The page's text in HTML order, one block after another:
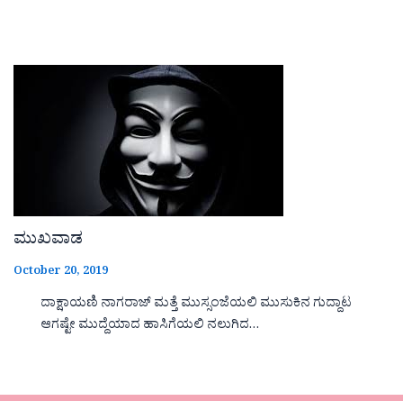
ಮುಖವಾಡ
October 20, 2019
ದಾಕ್ಷಾಯಣಿ ನಾಗರಾಜ್ ಮತ್ತೆ ಮುಸ್ಸಂಜೆಯಲಿ ಮುಸುಕಿನ ಗುದ್ದಾಟ
ಆಗಷ್ಟೇ ಮುದ್ದೆಯಾದ ಹಾಸಿಗೆಯಲಿ ನಲುಗಿದ…